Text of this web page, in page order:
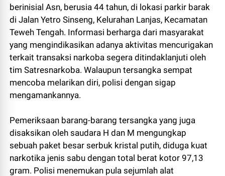
berinisial Asn, berusia 44 tahun, di lokasi parkir barak
di Jalan Yetro Sinseng, Kelurahan Lanjas, Kecamatan
Teweh Tengah. Informasi berharga dari masyarakat
yang mengindikasikan adanya aktivitas mencurigakan
terkait transaksi narkoba segera ditindaklanjuti oleh
tim Satresnarkoba. Walaupun tersangka sempat
mencoba melarikan diri, polisi dengan sigap
mengamankannya.
Pemeriksaan barang-barang tersangka yang juga
disaksikan oleh saudara H dan M mengungkap
sebuah paket besar serbuk kristal putih, diduga kuat
narkotika jenis sabu dengan total berat kotor 97,13
gram. Polisi menemukan pula sejumlah alat